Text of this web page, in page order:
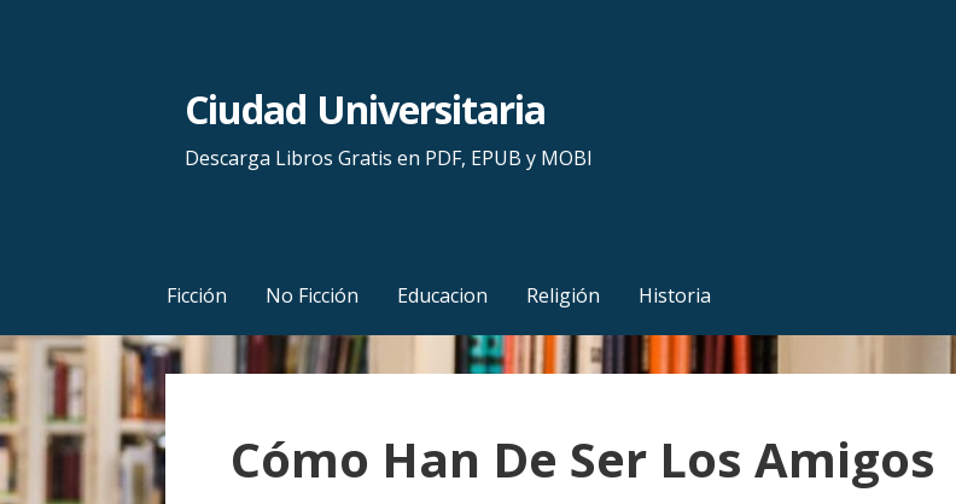
n
t
e
n
i
Ciudad Universitaria
Descarga Libros Gratis en PDF, EPUB y MOBI
Ficción No Ficción Educacion Religión Historia
Cómo Han De Ser Los Amigos